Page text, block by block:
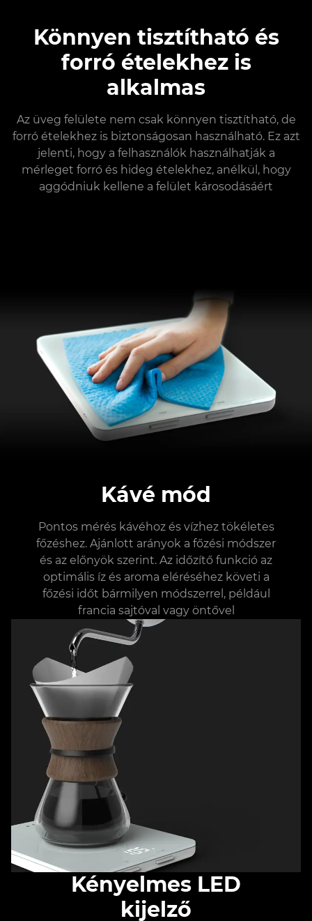
Könnyen tisztítható és
forró ételekhez is
alkalmas
Az üveg felülete nem csak könnyen tisztítható, de
forró ételekhez is biztonságosan használható. Ez azt
jelenti, hogy a felhasználók használhatják a
mérleget forró és hideg ételekhez, anélkül, hogy
aggódniuk kellene a felület károsodásáért
Kávé mód
Pontos mérés kávéhoz és vízhez tökéletes
főzéshez. Ajánlott arányok a főzési módszer
és az előnyök szerint. Az időzítő funkció az
optimális íz és aroma eléréséhez követi a
főzési időt bármilyen módszerrel, például
francia sajtóval vagy öntővel
Kényelmes LED
kijelző